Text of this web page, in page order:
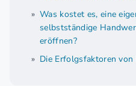
Was kostet es, eine
selbstständige
eröffnen?
Die Erfolgsfaktoren